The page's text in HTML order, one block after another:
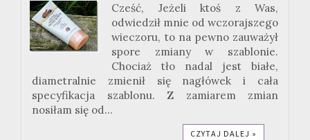
Cześć, Jeżeli ktoś z Was,
odwiedził mnie od wczorajszego
wieczoru, to na pewno zauważył
spore zmiany w szablonie.
Chociaż tło nadal jest białe,
diametralnie zmienił się nagłówek i cała
specyfikacja szablonu. Z zamiarem zmian
nosiłam się od...
CZYTAJ DALEJ »